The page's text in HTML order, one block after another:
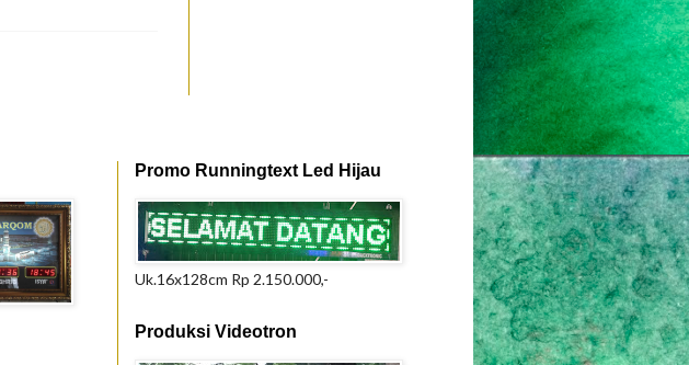
Promo Runningtext Led Hijau
Uk.16x128cm Rp 2.150.000,-
Produksi Videotron